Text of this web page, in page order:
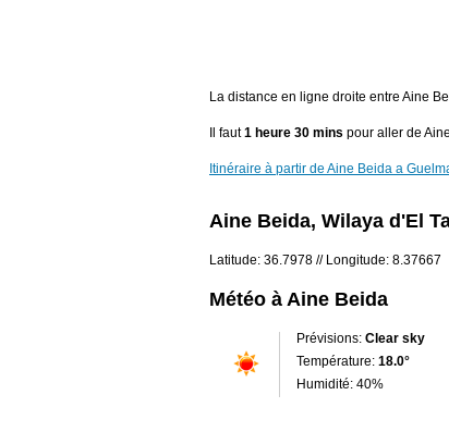
La distance en ligne droite entre Aine
Il faut1 heure 30 mins pour aller de
Itinéraire à partir de Aine Beida a
Aine Beida, Wilaya d'El
Latitude: 36.7978 // Longitude: 8.37667
Météo à Aine Beida
Prévisions: Clear sky
Température: 18.0°
Humidité: 40%